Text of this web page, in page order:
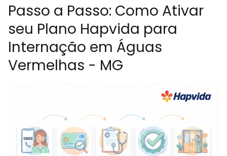
Passo a Passo: Como Ativar
seu Plano Hapvida para
Internação em Águas
Vermelhas - MG